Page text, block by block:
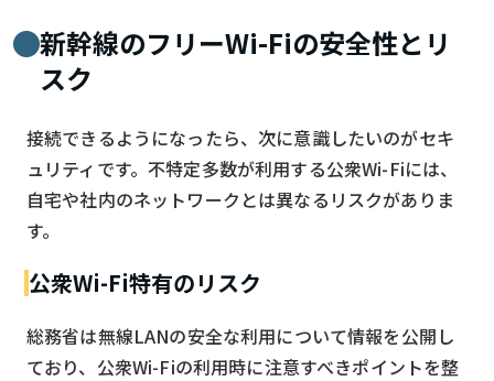
新幹線のフリーWi-Fiの安全性とリ
スク
接続できるようになったら、次に意識したいのがセキ
ュリティです。不特定多数が利用する公衆Wi-Fiには、
自宅や社内のネットワークとは異なるリスクがありま
す。
公衆Wi-Fi特有のリスク
総務省は無線LANの安全な利用について情報を公開し
ており、公衆Wi-Fiの利用時に注意すべきポイントを整